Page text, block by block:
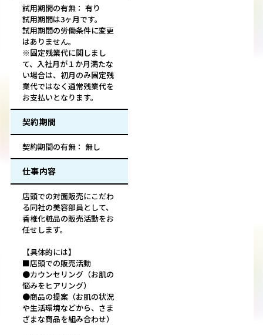
試用期間の有無： 有り
試用期間は3ヶ月です。
試用期間の労働条件に変更
はありません。
※固定残業代に関しまし
て、入社月が１か月満たな
い場合は、初月のみ固定残
業代ではなく通常残業代を
お支払いとなります。
契約期間
契約期間の有無： 無し
仕事内容
店頭での対面販売にこだわ
る同社の美容部員として、
香椎化粧品の販売活動をお
任せします。
【具体的には】
■店頭での販売活動
●カウンセリング（お肌の
悩みをヒアリング）
●商品の提案（お肌の状況
や生活環境などから、さま
ざまな商品を組み合わせ）